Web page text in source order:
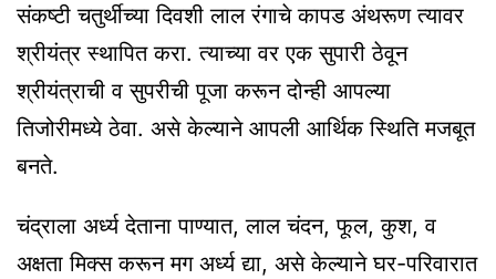
संकष्टी चतुर्थीच्या दिवशी लाल रंगाचे कापड अंथरूण त्यावर
श्रीयंत्र स्थापित करा. त्याच्या वर एक सुपारी ठेवून
श्रीयंत्राची व सुपरीची पूजा करून दोन्ही आपल्या
तिजोरीमध्ये ठेवा. असे केल्याने आपली आर्थिक स्थिति मजबूत
बनते.
चंद्राला अर्ध्य देताना पाण्यात, लाल चंदन, फूल, कुश, व
अक्षता मिक्स करून मग अर्ध्य द्या, असे केल्याने घर-परिवारात